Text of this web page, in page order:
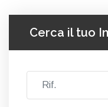
Cerca il tuo